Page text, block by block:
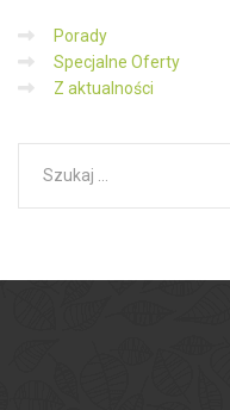
Porady
Specjalne Oferty
Z aktualności